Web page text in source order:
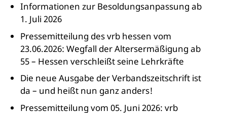
Informationen zur Besoldungsanpassung ab
1. Juli 2026
Pressemitteilung des vrb hessen vom
23.06.2026: Wegfall der Altersermäßigung ab
55 – Hessen verschleißt seine Lehrkräfte
Die neue Ausgabe der Verbandszeitschrift ist
da – und heißt nun ganz anders!
Pressemitteilung vom 05. Juni 2026: vrb